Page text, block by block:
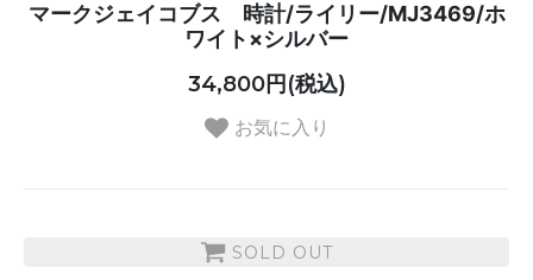
マークジェイコブス 時計/ライリー/MJ3469/ホ
ワイト×シルバー
34,800円(税込)
お気に入り
SOLD OUT